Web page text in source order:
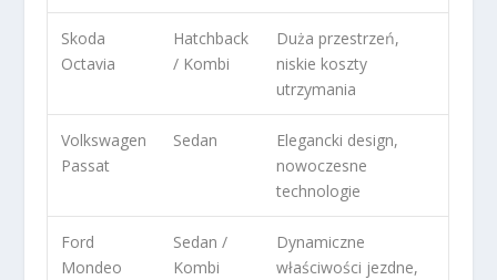
Skoda
Octavia
Hatchback
/ Kombi
Duża przestrzeń,
niskie koszty
utrzymania
Volkswagen
Passat
Sedan
Elegancki design,
nowoczesne
technologie
Ford
Mondeo
Sedan /
Kombi
Dynamiczne
właściwości jezdne,